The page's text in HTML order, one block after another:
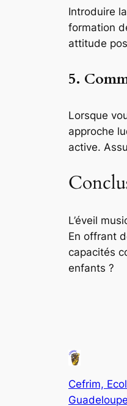
Introduire
formation
attitude
5.
Lorsque
approche
active.
L’éveil
En offrant
capacités
enfants ?
Cefrim,
Guadeloupe